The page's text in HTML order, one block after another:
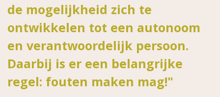
de mogelijkheid zich te
ontwikkelen tot een autonoom
en verantwoordelijk persoon.
Daarbij is er een belangrijke
regel: fouten maken mag!"